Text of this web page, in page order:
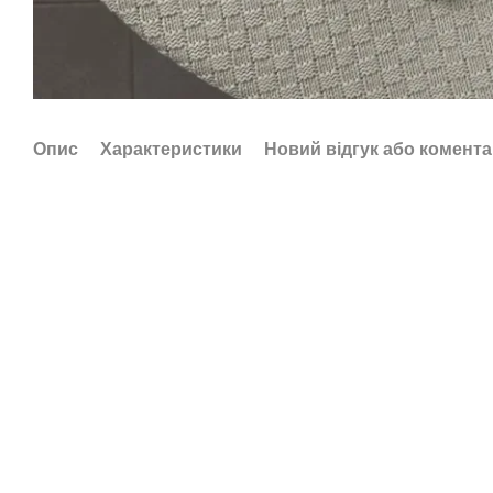
Опис Характеристики Новий відгук або